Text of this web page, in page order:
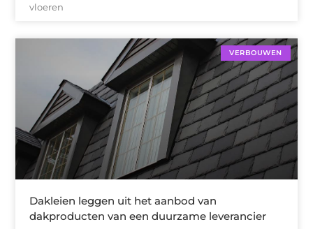
vloeren
VERBOUWEN
Dakleien leggen uit het aanbod van
dakproducten van een duurzame leverancier